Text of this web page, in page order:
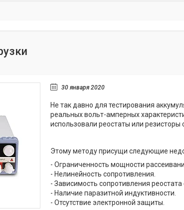
30 января 2020
Не так давно для тестирования
реальных вольт-амперных
использовали реостаты или
Этому методу присущи следующие
- Ограниченность мощности
- Нелинейность сопротивления.
- Зависимость сопротивления реостата
- Наличие паразитной индуктивности.
- Отсутствие электронной защиты.